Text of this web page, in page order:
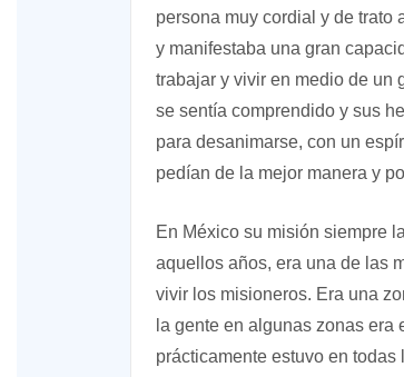
persona muy cordial y de trato
y manifestaba una gran
trabajar y vivir en medio de un
se sentía comprendido y sus
para desanimarse, con un
pedían de la mejor manera y
En México su misión siempre
aquellos años, era una de las
vivir los misioneros. Era una
la gente en algunas zonas
prácticamente estuvo en